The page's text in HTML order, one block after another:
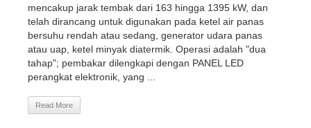
mencakup jarak tembak dari 163 hingga 1395 kW, dan
telah dirancang untuk digunakan pada ketel air panas
bersuhu rendah atau sedang, generator udara panas
atau uap, ketel minyak diatermik. Operasi adalah "dua
tahap"; pembakar dilengkapi dengan PANEL LED
perangkat elektronik, yang ...
Read More